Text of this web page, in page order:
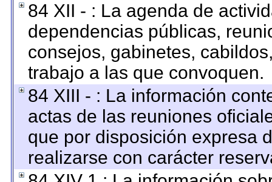
84 XII - : La agenda de
dependencias públicas,
consejos, gabinetes,
trabajo a las que convoquen.
84 XIII - : La información
actas de las reuniones
que por disposición expresa
realizarse con carácter